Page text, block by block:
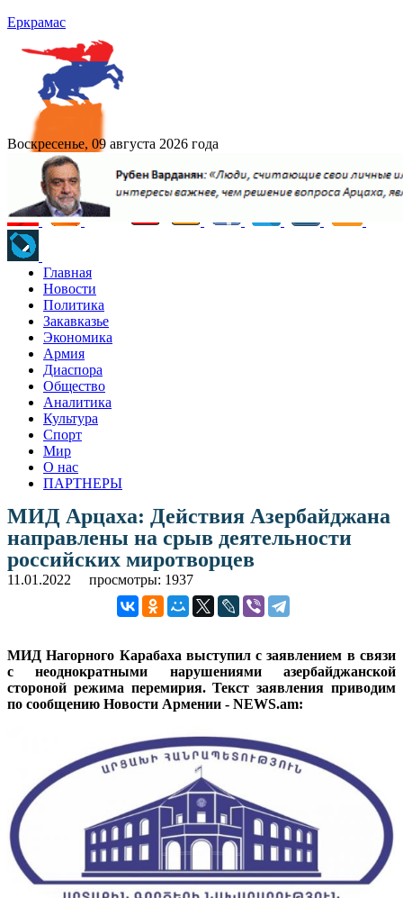
Еркрамас
Воскресенье, 09 августа 2026 года
Главная
Новости
Политика
Закавказье
Экономика
Армия
Диаспора
Общество
Аналитика
Культура
Спорт
Мир
О нас
ПАРТНЕРЫ
МИД Арцаха: Действия Азербайджана
направлены на срыв деятельности
российских миротворцев
11.01.2022 просмотры: 1937
МИД Нагорного Карабаха выступил с заявлением в связи
с неоднократными нарушениями азербайджанской
стороной режима перемирия. Текст заявления приводим
по сообщению Новости Армении - NEWS.am: